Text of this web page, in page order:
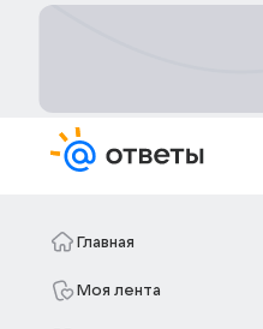
Главная
Моя лента